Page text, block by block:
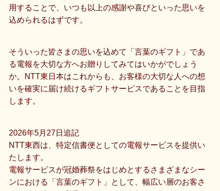
用することで、いつも以上の感謝や喜びといった思いを
込められるはずです。
そういった皆さまの思いを込めて「言葉のギフト」であ
る電報を大切な方へお贈りしてみてはいかがでしょう
か。NTT東日本はこれからも、お客様の大切な人への想
いを確実に届け続けるギフトサービスであることを目指
します。
2026年5月27日追記
NTT東西は、特定信書便としての電報サービスを提供い
たします。
電報サービスが冠婚葬祭をはじめとするさまざまなシー
ンにおける「言葉のギフト」として、幅広い層のお客さ